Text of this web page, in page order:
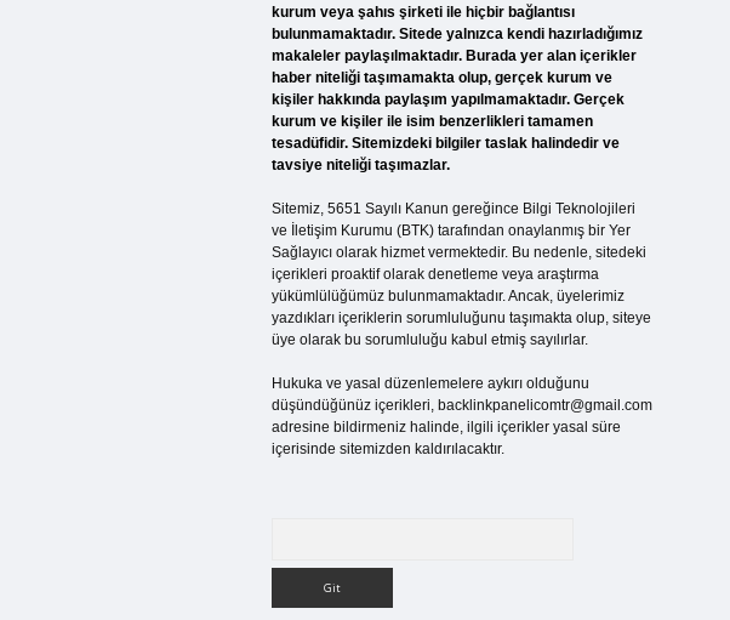
kurum veya şahıs şirketi ile hiçbir bağlantısı
bulunmamaktadır. Sitede yalnızca kendi hazırladığımız
makaleler paylaşılmaktadır. Burada yer alan içerikler
haber niteliği taşımamakta olup, gerçek kurum ve
kişiler hakkında paylaşım yapılmamaktadır. Gerçek
kurum ve kişiler ile isim benzerlikleri tamamen
tesadüfidir. Sitemizdeki bilgiler taslak halindedir ve
tavsiye niteliği taşımazlar.
Sitemiz, 5651 Sayılı Kanun gereğince Bilgi Teknolojileri
ve İletişim Kurumu (BTK) tarafından onaylanmış bir Yer
Sağlayıcı olarak hizmet vermektedir. Bu nedenle, sitedeki
içerikleri proaktif olarak denetleme veya araştırma
yükümlülüğümüz bulunmamaktadır. Ancak, üyelerimiz
yazdıkları içeriklerin sorumluluğunu taşımakta olup, siteye
üye olarak bu sorumluluğu kabul etmiş sayılırlar.
Hukuka ve yasal düzenlemelere aykırı olduğunu
düşündüğünüz içerikleri, backlinkpanelicomtr@gmail.com
adresine bildirmeniz halinde, ilgili içerikler yasal süre
içerisinde sitemizden kaldırılacaktır.